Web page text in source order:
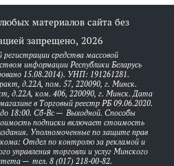
материалов сайта без
запрещено, 2026
регистрации средства массовой
информации Республики Беларусь
15.08.2014). УНП: 191261281.
д.22А, пом. 57, 220090, г. Минск.
д.22А, ком. 406, 220090, г. Минск. Дата
в Торговый реестр РБ 09.06.2020.
18:00. Сб-Вс — Выходной. Способы
подписки включает стоимость
Уполномоченные по защите прав
Отдел по контролю за рекламой и
управления торговли и услуг Минского
— тел. 8 (017) 218-00-82.